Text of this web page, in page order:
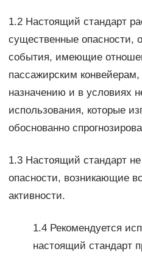
1.2 Настоящий стандарт
существенные опасности,
события, имеющие
пассажирским
назначению и в условиях
использования, которые
обоснованно
1.3 Настоящий стандарт
опасности, возникающие
активности.
1.4 Рекомендуется
настоящий стандарт